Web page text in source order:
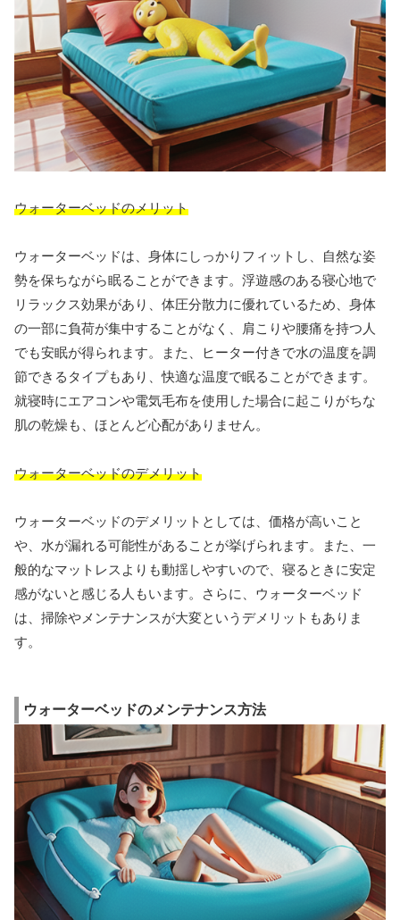
ウォーターベッドのメリット
ウォーターベッドは、身体にしっかりフィットし、自然な姿
勢を保ちながら眠ることができます。浮遊感のある寝心地で
リラックス効果があり、体圧分散力に優れているため、身体
の一部に負荷が集中することがなく、肩こりや腰痛を持つ人
でも安眠が得られます。また、ヒーター付きで水の温度を調
節できるタイプもあり、快適な温度で眠ることができます。
就寝時にエアコンや電気毛布を使用した場合に起こりがちな
肌の乾燥も、ほとんど心配がありません。
ウォーターベッドのデメリット
ウォーターベッドのデメリットとしては、価格が高いこと
や、水が漏れる可能性があることが挙げられます。また、一
般的なマットレスよりも動揺しやすいので、寝るときに安定
感がないと感じる人もいます。さらに、ウォーターベッド
は、掃除やメンテナンスが大変というデメリットもありま
す。
ウォーターベッドのメンテナンス方法